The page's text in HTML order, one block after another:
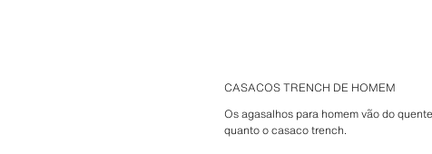
CASACOS TRENCH DE HOMEM
Os agasalhos para homem vão do
quanto o casaco trench.